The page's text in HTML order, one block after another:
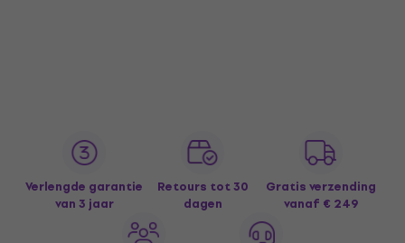
Verlengde garantie
van 3 jaar
Retours tot 30
dagen
Gratis verzending
vanaf € 249